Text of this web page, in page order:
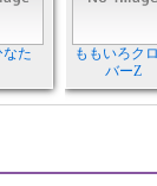
なた
ももいろク
バーZ